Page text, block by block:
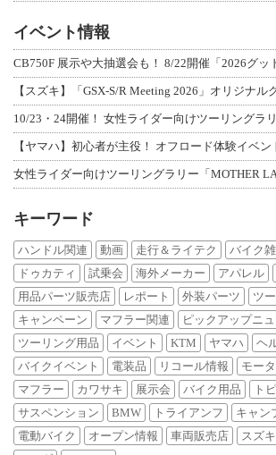
イベント情報
CB750F 展示や大抽選会も！ 8/22開催「2026グッ
【スズキ】「GSX-S/R Meeting 2026」オリジナル
10/23・24開催！ 女性ライダー向けツーリングラ
【ヤマハ】初心者が主役！ オフロード体験イベン
女性ライダー向けツーリングラリー「MOTHER
キーワード
ハンドル関連 動画 走行＆ライテク バイク
ドゥカティ
試乗会 海外メーカー アパレル
用品パーツ販売店
レポート 外装パーツ ツ
キャンペーン
マフラー関連 ピックアップニ
ツーリング用品
イベント KTM ヤマハ
ヘ
バイクイベント
電装品 リコール情報
モー
マフラー
カワサキ 展示会 バイク用品 ト
サスペンション
BMW トライアンフ
キャン
電動バイク
オープン情報 車両販売店 スズキ